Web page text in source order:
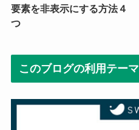
要素を非表示にする方法４
つ
このブログの利用テーマ